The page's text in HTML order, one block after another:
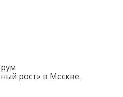
рост» в Москве.